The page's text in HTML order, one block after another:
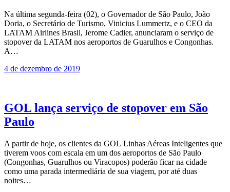
Na última segunda-feira (02), o Governador de São Paulo, João
Doria, o Secretário de Turismo, Vinicius Lummertz, e o CEO da
LATAM Airlines Brasil, Jerome Cadier, anunciaram o serviço de
stopover da LATAM nos aeroportos de Guarulhos e Congonhas.
A…
4 de dezembro de 2019
GOL lança serviço de stopover em São
Paulo
A partir de hoje, os clientes da GOL Linhas Aéreas Inteligentes que
tiverem voos com escala em um dos aeroportos de São Paulo
(Congonhas, Guarulhos ou Viracopos) poderão ficar na cidade
como uma parada intermediária de sua viagem, por até duas
noites…